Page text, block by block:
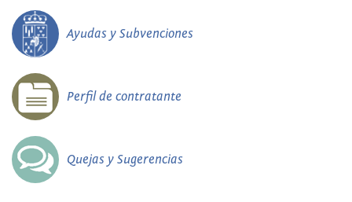
Ayudas y Subvenciones
Perfil de contratante
Quejas y Sugerencias